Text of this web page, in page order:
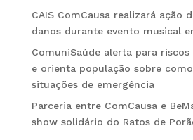
CAIS ComCausa realizará ação
danos durante evento musical
ComuniSaúde alerta para
e orienta população sobre
situações de emergência
Parceria entre ComCausa e
show solidário do Ratos de